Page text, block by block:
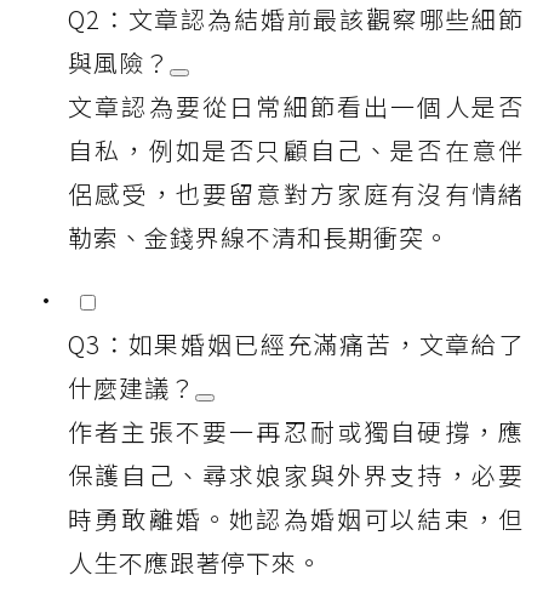
Q2：文章認為結婚前最該觀察哪些細節
與風險？
文章認為要從日常細節看出一個人是否
自私，例如是否只顧自己、是否在意伴
侶感受，也要留意對方家庭有沒有情緒
勒索、金錢界線不清和長期衝突。
Q3：如果婚姻已經充滿痛苦，文章給了
什麼建議？
作者主張不要一再忍耐或獨自硬撐，應
保護自己、尋求娘家與外界支持，必要
時勇敢離婚。她認為婚姻可以結束，但
人生不應跟著停下來。